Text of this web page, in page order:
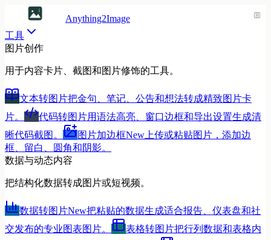
Anything2Image
工具
图片创作
用于内容卡片、截图和图片修饰的工具。
文本转图片把金句、笔记、公告和想法转成精致图片卡
片。
代码转图片用语法高亮、窗口边框和导出设置生成清
晰代码截图。
图片加边框New 上传或粘贴图片，添加边
框、留白、圆角和阴影。
数据与动态内容
把结构化数据转成图片或短视频。
数据转图片New把粘贴的数据生成适合报告、仪表盘和社
交发布的专业图表图片。
表格转图片把行列数据和表格内